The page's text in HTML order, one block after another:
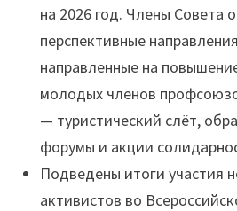
на 2026 год. Члены Совета
перспективные
направленные на
молодых членов
— туристический слёт,
форумы и акции
Подведены итоги участия
активистов во